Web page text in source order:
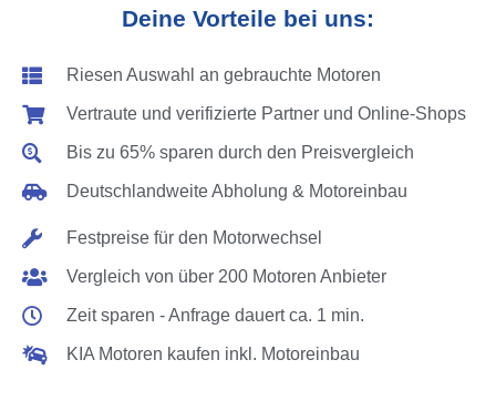
Deine Vorteile bei uns:
Riesen Auswahl an gebrauchte Motoren
Vertraute und verifizierte Partner und Online-Shops
Bis zu 65% sparen durch den Preisvergleich
Deutschlandweite Abholung & Motoreinbau
Festpreise für den Motorwechsel
Vergleich von über 200 Motoren Anbieter
Zeit sparen - Anfrage dauert ca. 1 min.
KIA Motoren kaufen inkl. Motoreinbau